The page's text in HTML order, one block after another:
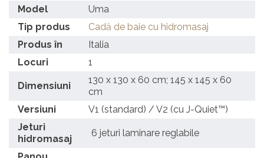
Model
Uma
Tip produs
Cadă de baie cu hidromasaj
Produs în
Italia
Locuri
1
Dimensiuni
130 x 130 x 60 cm; 145 x 145 x 60
cm
Versiuni
V1 (standard) / V2 (cu J-Quiet™)
Jeturi
hidromasaj
6 jeturi laminare reglabile